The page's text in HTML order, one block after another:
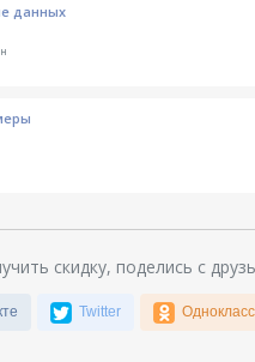
данных
скидку, поделись с
Twitter